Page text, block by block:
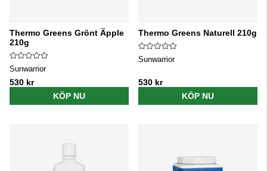
Thermo Greens Grönt Äpple
210g
Sunwarrior
530 kr
KÖP NU
Thermo Greens Naturell 210g
Sunwarrior
530 kr
KÖP NU